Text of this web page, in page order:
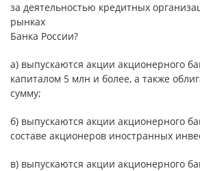
за деятельностью кредитных
рынках
Банка России?
а) выпускаются акции акционерного
капиталом 5 млн и более, а также
сумму;
б) выпускаются акции акционерного
составе акционеров иностранных
в) выпускаются акции акционерного